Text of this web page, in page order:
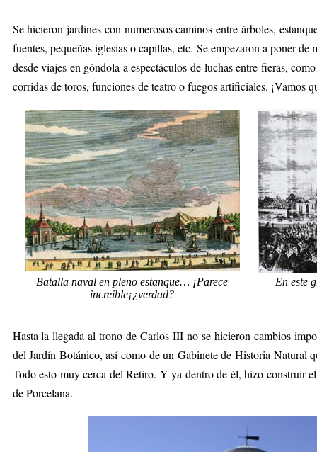
Se hicieron jardines con numerosos caminos entre árboles,
fuentes, pequeñas iglesias o capillas, etc. Se empezaron a poner
desde viajes en góndola a espectáculos de luchas entre fieras,
corridas de toros, funciones de teatro o fuegos artificiales. ¡Vamos
Batalla naval en pleno estanque… ¡Parece
increible¡¿verdad?
En este
Hasta la llegada al trono de Carlos III no se hicieron cambios
del Jardín Botánico, así como de un Gabinete de Historia Natural
Todo esto muy cerca del Retiro. Y ya dentro de él, hizo construir
de Porcelana.